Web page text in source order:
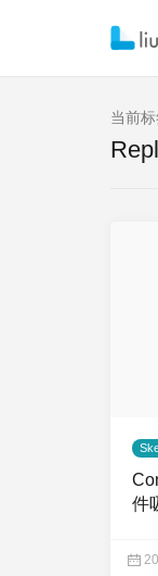
当前
件